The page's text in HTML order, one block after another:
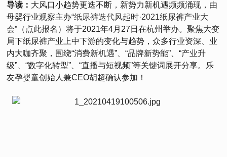
导读： 大风口小趋势更迭不断，新势力新机遇频频涌现，由
母婴行业观察主办“纸尿裤迭代风起时·2021纸尿裤产业大
会”（点此报名）将于2021年4月27日在杭州举办。聚焦大变
局下纸尿裤产业上中下游的变化与趋势，众多行业资深、业
内大咖齐聚，围绕“消费新机遇”、“品牌新势能”、“产业升
级”、“数字化转型”、“直播与短视频”等关键词展开分享。乐
友孕婴童创始人兼CEO胡超确认参加！